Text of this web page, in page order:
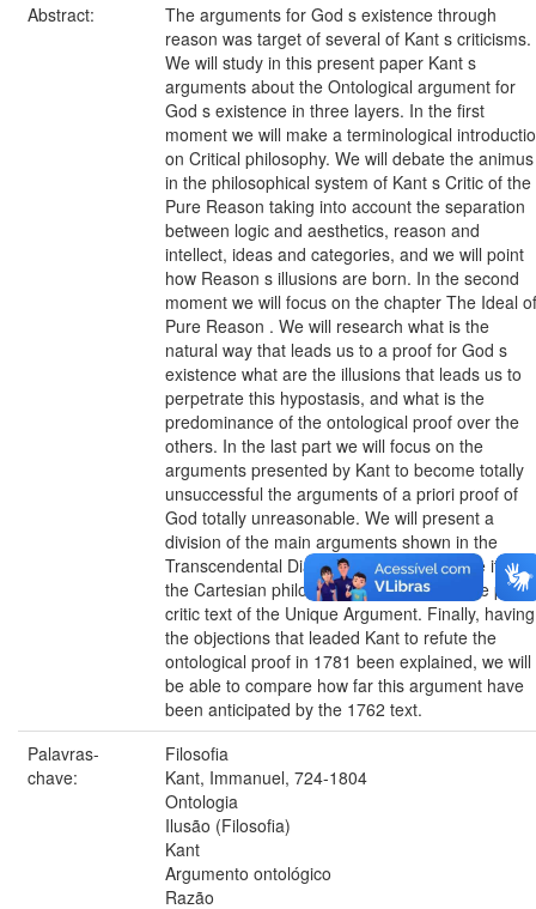
Abstract:
The arguments for God s existence through
reason was target of several of Kant s criticisms.
We will study in this present paper Kant s
arguments about the Ontological argument for
God s existence in three layers. In the first
moment we will make a terminological
on Critical philosophy. We will debate the animus
in the philosophical system of Kant s Critic of the
Pure Reason taking into account the separation
between logic and aesthetics, reason and
intellect, ideas and categories, and we will point
how Reason s illusions are born. In the second
moment we will focus on the chapter The Ideal of
Pure Reason . We will research what is the
natural way that leads us to a proof for God s
existence what are the illusions that leads us to
perpetrate this hypostasis, and what is the
predominance of the ontological proof over the
others. In the last part we will focus on the
arguments presented by Kant to become totally
unsuccessful the arguments of a priori proof of
God totally unreasonable. We will present a
division of the main arguments shown in the
Transcendental Dialectic , we will compare it with
the Cartesian philosophy, and also with the pre-
critic text of the Unique Argument. Finally, having
the objections that leaded Kant to refute the
ontological proof in 1781 been explained, we will
be able to compare how far this argument have
been anticipated by the 1762 text.
Palavras-
chave:
Filosofia
Kant, Immanuel, 724-1804
Ontologia
Ilusão (Filosofia)
Kant
Argumento ontológico
Razão